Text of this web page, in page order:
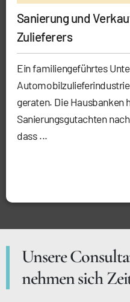
Sanierung und
Zulieferers
Ein familiengeführtes
geraten. Die Hausbanken
Sanierungsgutachten
dass ...
Unsere
nehmen sich